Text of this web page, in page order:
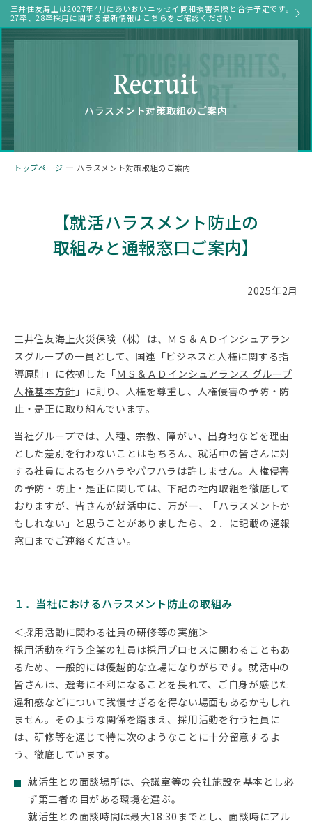
動画でわかる三井住友海上
#企業研究
私たちが求める人財像
#企業研究
部門紹介
#仕事理解 #働く社員
人財育成
#仕事理解 #環境・制度
福利厚生
Forbes
#パンフレット
三井住友海上は2027年4月にあいおいニッセイ同和損害保険と合併予定です。
27卒、28卒採用に関する最新情報はこちらをご確認ください
Recruit
ハラスメント対策取組のご案内
トップページ ハラスメント対策取組のご案内
【就活ハラスメント防止の
取組みと通報窓口ご案内】
2025年2月
三井住友海上火災保険（株）は、ＭＳ＆ＡＤインシュアラン
スグループの一員として、国連「ビジネスと人権に関する指
導原則」に依拠した「ＭＳ＆ＡＤインシュアランス グループ
人権基本方針 」に則り、人権を尊重し、人権侵害の予防・防
止・是正に取り組んでいます。
当社グループでは、人種、宗教、障がい、出身地などを理由
とした差別を行わないことはもちろん、就活中の皆さんに対
する社員によるセクハラやパワハラは許しません。人権侵害
の予防・防止・是正に関しては、下記の社内取組を徹底して
おりますが、皆さんが就活中に、万が一、「ハラスメントか
もしれない」と思うことがありましたら、２．に記載の通報
窓口までご連絡ください。
１．当社におけるハラスメント防止の取組み
＜採用活動に関わる社員の研修等の実施＞
採用活動を行う企業の社員は採用プロセスに関わることもあ
るため、一般的には優越的な立場になりがちです。就活中の
皆さんは、選考に不利になることを畏れて、ご自身が感じた
違和感などについて我慢せざるを得ない場面もあるかもしれ
ません。そのような関係を踏まえ、採用活動を行う社員に
は、研修等を通じて特に次のようなことに十分留意するよ
う、徹底しています。
就活生との面談場所は、会議室等の会社施設を基本とし必
ず第三者の目がある環境を選ぶ。
就活生との面談時間は最大18:30までとし、面談時にアル